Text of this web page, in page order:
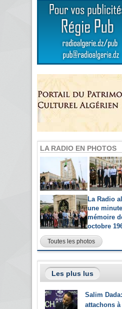
LA RADIO EN PHOTOS
La Radio
une
mémoire
octobre
Toutes les photos
Les plus lus
Salim
attachons